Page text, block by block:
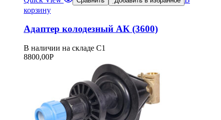
корзину
Адаптер колодезный АК (3600)
В наличии на складе С1
8800,00Р